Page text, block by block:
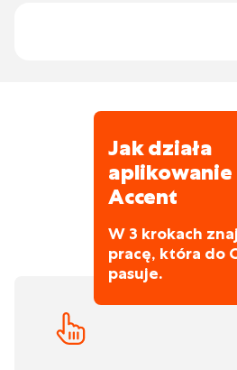
Jak działa
aplikowanie
Accent
W 3 krokach
pracę, która do
pasuje.